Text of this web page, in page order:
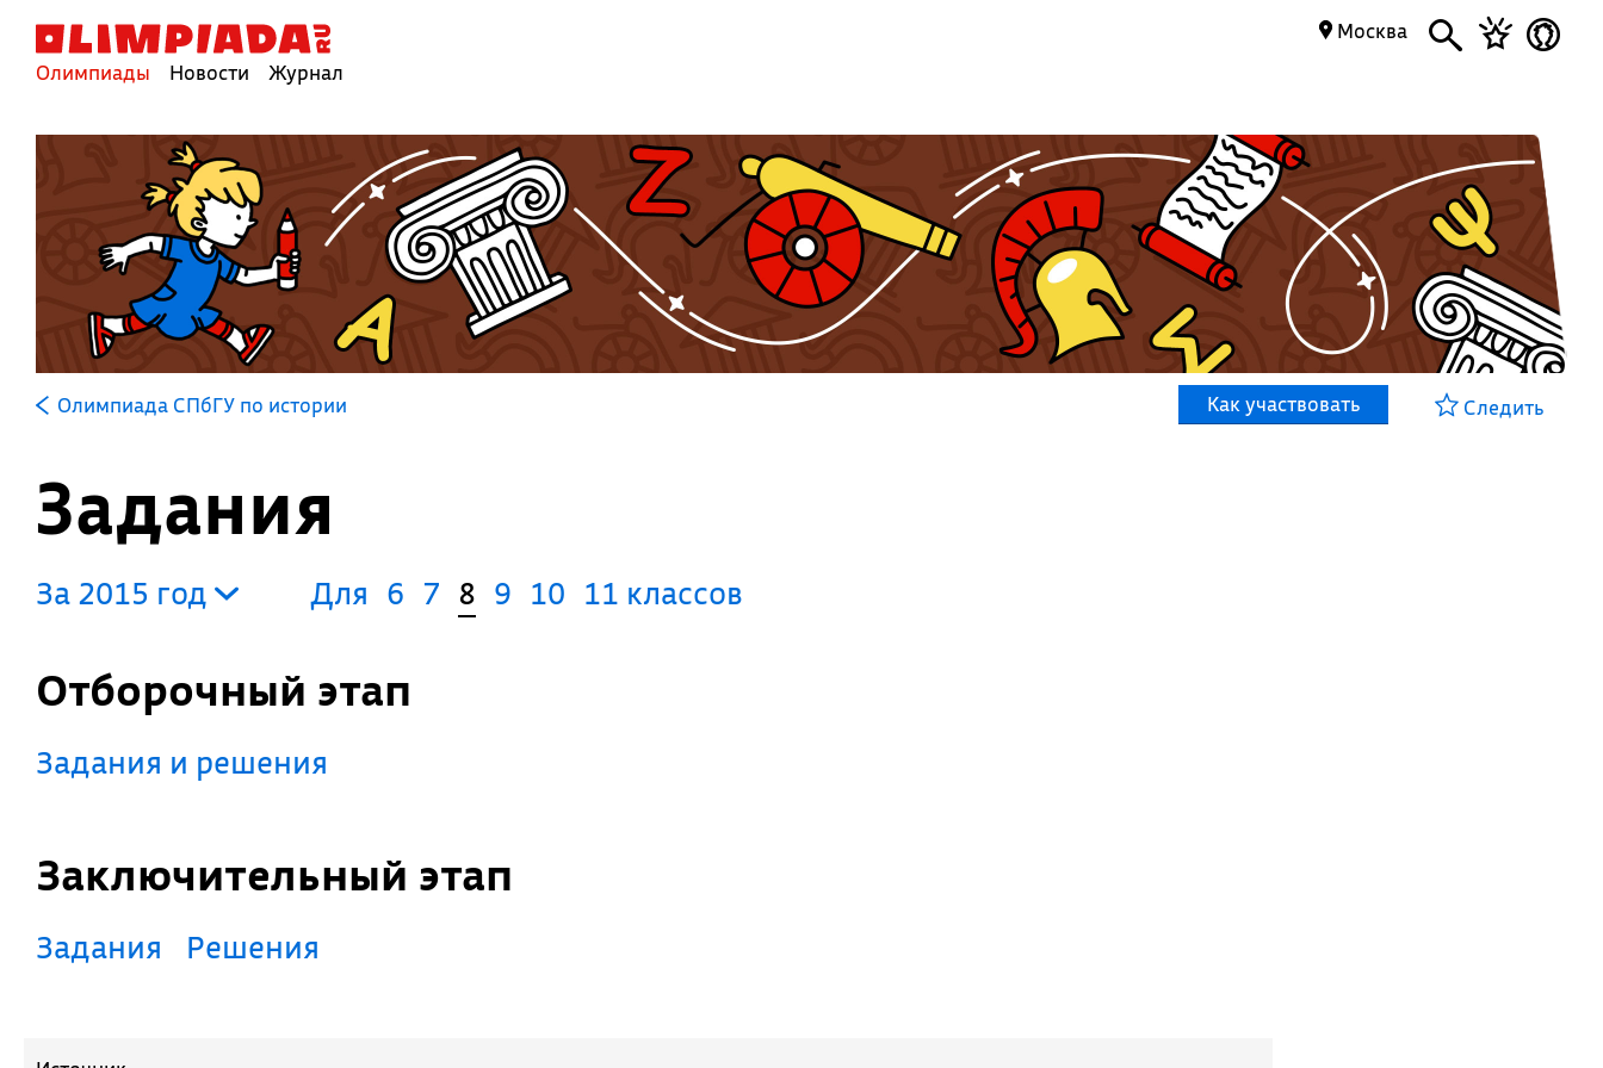
Олимпиады Новости Журнал
Москва
Олимпиада СПбГУ по истории Как участвовать Следить
Задания
За 2015 год Для 6 7 8 9 10 11 классов
Отборочный этап
Задания и решения
Заключительный этап
Задания Решения